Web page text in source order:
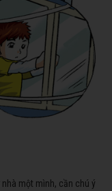
một mình, cần chú ý